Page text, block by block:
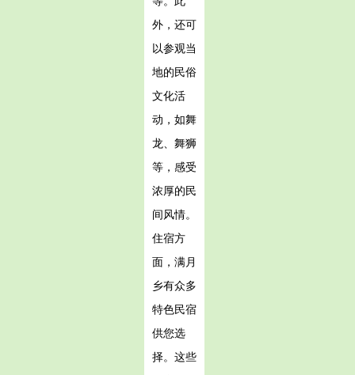
外，还可
以参观当
地的民俗
文化活
动，如舞
龙、舞狮
等，感受
浓厚的民
间风情。
住宿方
面，满月
乡有众多
特色民宿
供您选
择。这些